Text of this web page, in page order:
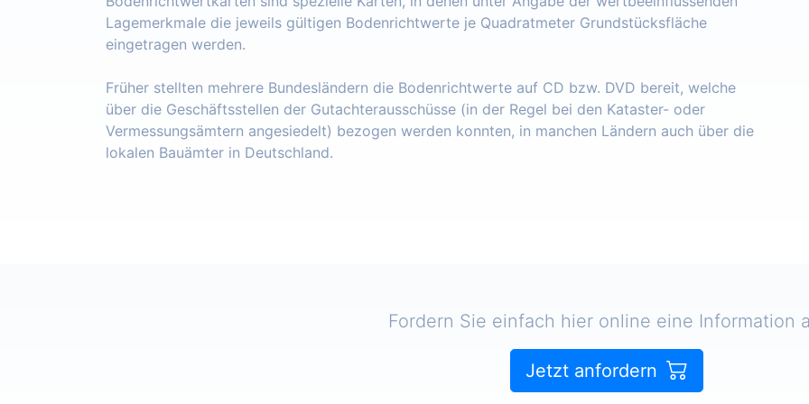
Lagemerkmale die jeweils gültigen Bodenrichtwerte je Quadratmeter Grundstücksfläche
eingetragen werden.
Früher stellten mehrere Bundesländern die Bodenrichtwerte auf CD bzw. DVD bereit, welche
über die Geschäftsstellen der Gutachterausschüsse (in der Regel bei den Kataster- oder
Vermessungsämtern angesiedelt) bezogen werden konnten, in manchen Ländern auch über die
lokalen Bauämter in Deutschland.
Fordern Sie einfach hier online eine Information
Jetzt anfordern